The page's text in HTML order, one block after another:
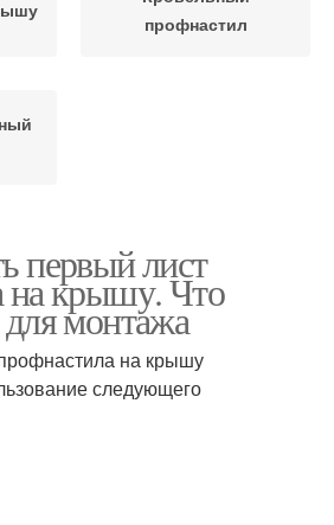
профнастил
первый лист
на крышу. Что
монтажа
на крышу
следующего